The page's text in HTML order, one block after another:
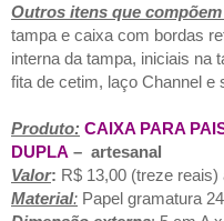
Outros itens que
tampa e caixa com bordas
interna da tampa, iniciais na
fita de cetim, laço Channel e
Produto: CAIXA PARA
DUPLA – artesanal
Valor: R$ 13,00 (treze reais)
Material: Papel gramatura